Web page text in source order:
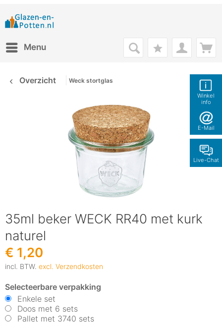
Winkel
info
E-Mail
Live-Chat
Menu
Overzicht Weck stortglas
35ml beker WECK RR40 met kurk
naturel
€ 1,20
incl. BTW. excl. Verzendkosten
Selecteerbare verpakking
Enkele set
Doos met 6 sets
Pallet met 3740 sets